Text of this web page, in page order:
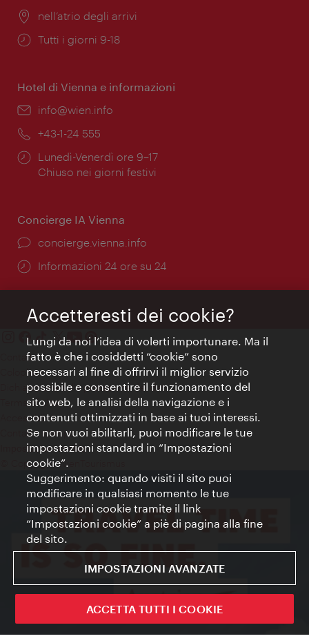
Posizione:
nell’atrio degli arrivi
Orari
Tutti i giorni 9-18
Hotel di Vienna e informazioni
Email:
info@wien.info
Telefono:
+43-1-24 555
Orari
di
Lunedì-Venerdì ore 9–17
Chiuso nei giorni festivi
Concierge IA Vienna
Ort:
concierge.vienna.info
Öffnungszeiten:
Informazioni 24 ore su 24
Contatti
Colophon
Dichiarazione sulla protezione dei dati
Terms of Use
Accessibilità
Contatto stampa
Impostazioni cookie
© Copyright WienTourismus
Accetteresti dei cookie?
Lungi da noi l’idea di volerti importunare. Ma il
fatto è che i cosiddetti “cookie” sono
necessari al fine di offrirvi il miglior servizio
possibile e consentire il funzionamento del
sito web, le analisi della navigazione e i
contenuti ottimizzati in base ai tuoi interessi.
Se non vuoi abilitarli, puoi modificare le tue
impostazioni standard in “Impostazioni
cookie”.
Suggerimento: quando visiti il sito puoi
modificare in qualsiasi momento le tue
impostazioni cookie tramite il link
“Impostazioni cookie” a piè di pagina alla fine
del sito.
IMPOSTAZIONI AVANZATE
ACCETTA TUTTI I COOKIE